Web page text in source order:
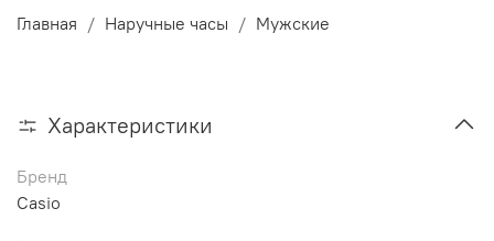
Главная Наручные часы Мужские
Характеристики
Бренд
Casio